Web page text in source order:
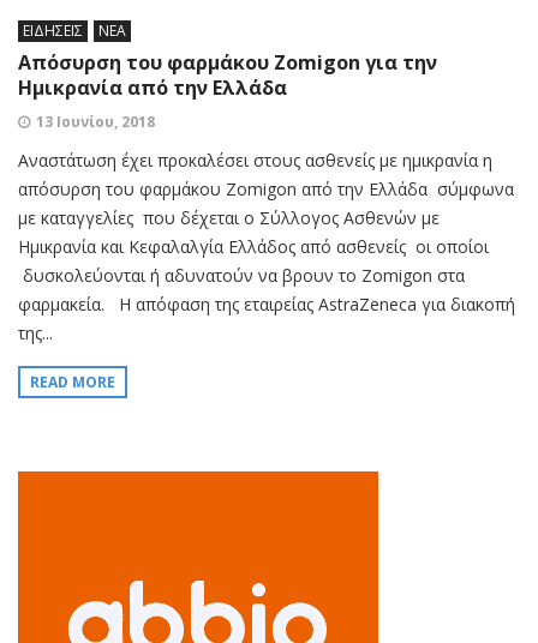
ΕΙΔΗΣΕΙΣ ΝΕΑ
Απόσυρση του φαρμάκου Zomigon για την
Ημικρανία από την Ελλάδα
13 Ιουνίου, 2018
Αναστάτωση έχει προκαλέσει στους ασθενείς με ημικρανία η
απόσυρση του φαρμάκου Zomigon από την Ελλάδα σύμφωνα
με καταγγελίες που δέχεται ο Σύλλογος Ασθενών με
Ημικρανία και Κεφαλαλγία Ελλάδος από ασθενείς οι οποίοι
δυσκολεύονται ή αδυνατούν να βρουν το Zomigon στα
φαρμακεία. Η απόφαση της εταιρείας AstraΖeneca για διακοπή
της...
READ MORE